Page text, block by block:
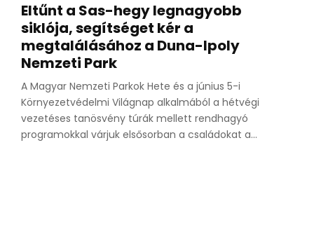
Eltűnt a Sas-hegy legnagyobb
siklója, segítséget kér a
megtalálásához a Duna-Ipoly
Nemzeti Park
A Magyar Nemzeti Parkok Hete és a június 5-i
Környezetvédelmi Világnap alkalmából a hétvégi
vezetéses tanösvény túrák mellett rendhagyó
programokkal várjuk elsősorban a családokat a...